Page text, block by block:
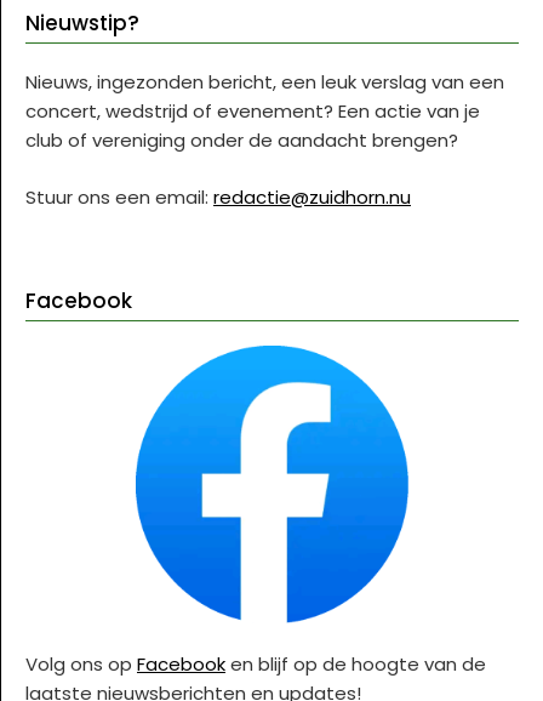
Nieuwstip?
Nieuws, ingezonden bericht, een leuk verslag van een
concert, wedstrijd of evenement? Een actie van je
club of vereniging onder de aandacht brengen?
Stuur ons een email: redactie@zuidhorn.nu
Facebook
Volg ons op Facebooken blijf op de hoogte van de
laatste nieuwsberichten en updates!